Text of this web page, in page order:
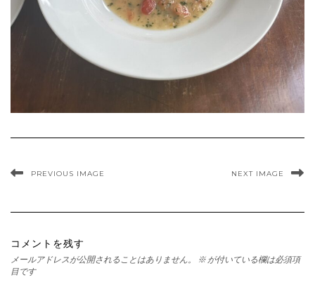
PREVIOUS IMAGE NEXT IMAGE
コメントを残す
メールアドレスが公開されることはありません。 ※ が付いている欄は必須項
目です